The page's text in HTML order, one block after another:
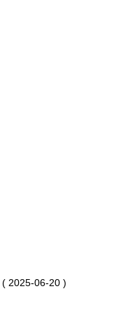
( 2025-06-20 )